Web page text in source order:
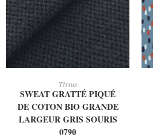
AJOUTER AU PANIER
Tissus
SWEAT GRATTÉ PIQUÉ
DE COTON BIO GRANDE
LARGEUR GRIS SOURIS
0790